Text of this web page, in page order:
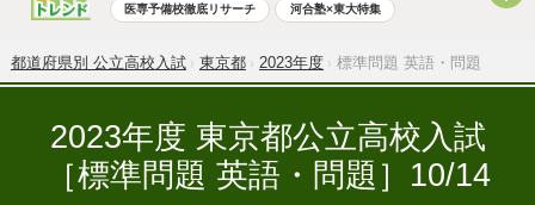
医専予備校徹底リサーチ 河合塾×東大特集
共通テスト 夏休み 8月開催学校説明会・相談会
自由研究教材（小学生向け） 自由研究教材（中学生向け）
ランキング
都道府県別 公立高校入試 東京都 2023年度 標準問題 英語・問題
2023年度 東京都公立高校入試
［標準問題 英語・問題］10/14